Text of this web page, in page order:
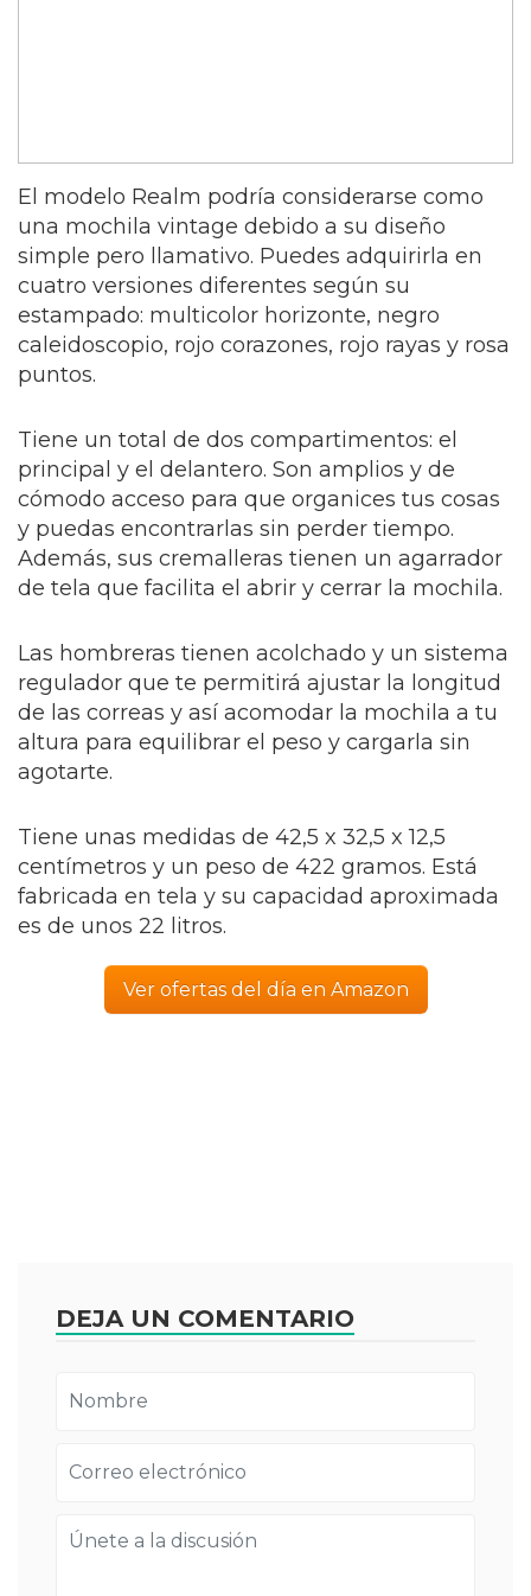
El modelo Realm podría considerarse como
una mochila vintage debido a su diseño
simple pero llamativo. Puedes adquirirla en
cuatro versiones diferentes según su
estampado: multicolor horizonte, negro
caleidoscopio, rojo corazones, rojo rayas y rosa
puntos.
Tiene un total de dos compartimentos: el
principal y el delantero. Son amplios y de
cómodo acceso para que organices tus cosas
y puedas encontrarlas sin perder tiempo.
Además, sus cremalleras tienen un agarrador
de tela que facilita el abrir y cerrar la mochila.
Las hombreras tienen acolchado y un sistema
regulador que te permitirá ajustar la longitud
de las correas y así acomodar la mochila a tu
altura para equilibrar el peso y cargarla sin
agotarte.
Tiene unas medidas de 42,5 x 32,5 x 12,5
centímetros y un peso de 422 gramos. Está
fabricada en tela y su capacidad aproximada
es de unos 22 litros.
Ver ofertas del día en Amazon
DEJA UN COMENTARIO